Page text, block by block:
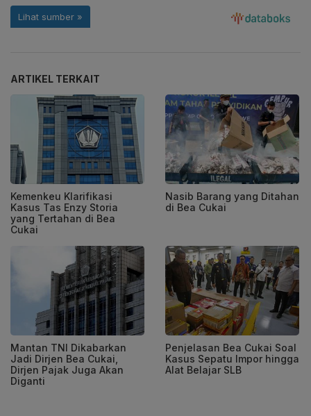
ARTIKEL TERKAIT
Kemenkeu Klarifikasi
Kasus Tas Enzy Storia
yang Tertahan di Bea
Cukai
Nasib Barang yang Ditahan
di Bea Cukai
Mantan TNI Dikabarkan
Jadi Dirjen Bea Cukai,
Dirjen Pajak Juga Akan
Diganti
Penjelasan Bea Cukai Soal
Kasus Sepatu Impor hingga
Alat Belajar SLB